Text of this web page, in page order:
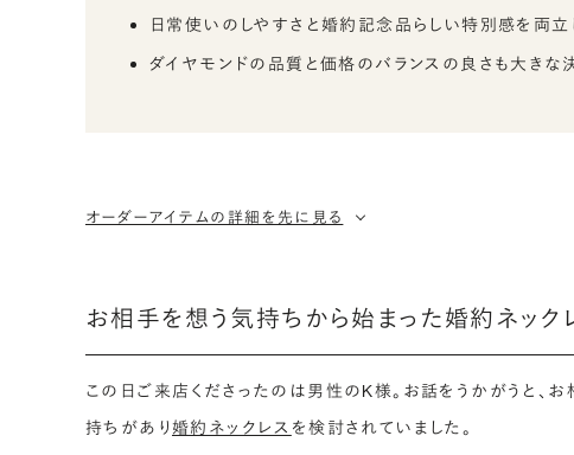
日常使いのしやすさと婚約記念品らしい特別感を両立
ダイヤモンドの品質と価格のバランスの良さも大きな
オーダーアイテムの詳細を先に見る
お相手を想う気持ちから始まった婚約ネック
この日ご来店くださったのは男性のK様。お話をうかがうと、
持ちがあり婚約ネックレス を検討されていました。